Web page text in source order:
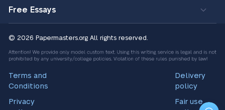
Free Essays
© 2026 Papermasters.org All rights reserved.
Terms and
Conditions
Privacy
Delivery
policy
Fair use